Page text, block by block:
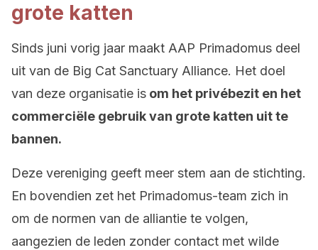
grote katten
Sinds juni vorig jaar maakt AAP Primadomus deel
uit van de Big Cat Sanctuary Alliance. Het doel
van deze organisatie is om het privébezit en het
commerciële gebruik van grote katten uit te
bannen.
Deze vereniging geeft meer stem aan de stichting.
En bovendien zet het Primadomus-team zich in
om de normen van de alliantie te volgen,
aangezien de leden zonder contact met wilde